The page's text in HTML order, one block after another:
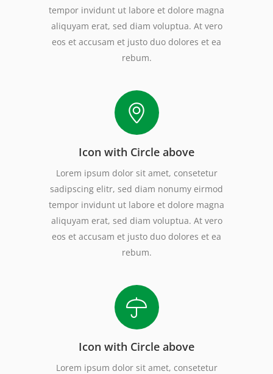
tempor invidunt ut labore et dolore magna
aliquyam erat, sed diam voluptua. At vero
eos et accusam et justo duo dolores et ea
rebum.
Icon with Circle above
Lorem ipsum dolor sit amet, consetetur
sadipscing elitr, sed diam nonumy eirmod
tempor invidunt ut labore et dolore magna
aliquyam erat, sed diam voluptua. At vero
eos et accusam et justo duo dolores et ea
rebum.
Icon with Circle above
Lorem ipsum dolor sit amet, consetetur